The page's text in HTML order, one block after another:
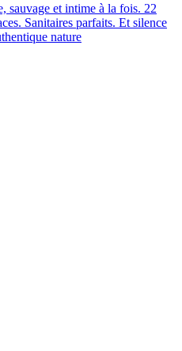
sauvage et intime à la fois. 22
Sanitaires parfaits. Et silence
nature